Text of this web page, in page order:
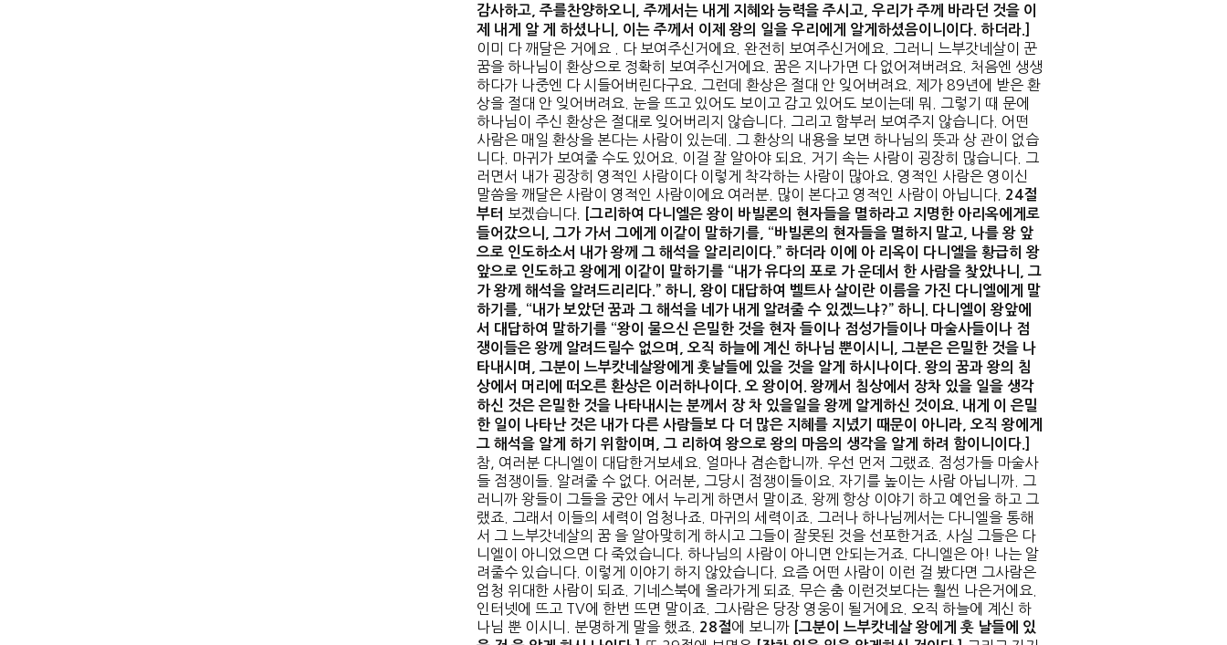
감사하고 주를찬양하오니 주께서는 내게 지혜와 능력을 주시고 우리가 주께 바라던 것을 이
제 내게 알 게 하셨나니
이는 주께서 이제 왕의 일을 우리에게 알게하셨음이니이다 하더라
이미 다 깨달은 거에요 . 다 보여주신거에요. 완전히 보여주신거에요. 그러니 느부갓네살이 꾼
꿈을 하나님이 환상으로 정확히 보여주신거에요. 꿈은 지나가면 다 없어져버려요. 처음엔 생생
하다가 나중엔 다 시들어버린다구요. 그런데 환상은 절대 안 잊어버려요. 제가 89년에 받은 환
상을 절대 안 잊어버려요. 눈을 뜨고 있어도 보이고 감고 있어도 보이는데 뭐. 그렇기 때 문에
하나님이 주신 환상은 절대로 잊어버리지 않습니다. 그리고 함부러 보여주지 않습니다. 어떤
사람은 매일 환상을 본다는 사람이 있는데. 그 환상의 내용을 보면 하나님의 뜻과 상 관이 없습
니다. 마귀가 보여줄 수도 있어요. 이걸 잘 알아야 되요. 거기 속는 사람이 굉장히 많습니다. 그
러면서 내가 굉장히 영적인 사람이다 이렇게 착각하는 사람이 많아요. 영적인 사람은 영이신
말씀을 깨달은 사람이 영적인 사람이에요 여러분. 많이 본다고 영적인 사람이 아닙니다. 24절
부터
보겠습니다.
그리하여 다니엘은 왕이 바빌론의 현자들을 멸하라고 지명한 아리옥에게로
들어갔으니
그가 가서 그에게 이같이 말하기를 , “바빌론의 현자들을 멸하지 말고
나를 왕 앞
으로 인도하소서 내가 왕께 그 해석을 알리리이다 .” 하더라 이에 아 리옥이 다니엘을 황급히 왕
앞으로 인도하고 왕에게 이같이 말하기를 “내가 유다의 포로 가 운데서 한 사람을 찾았나니
그
가 왕께 해석을 알려드리리다 .” 하니
왕이 대답하여 벨트사 살이란 이름을 가진 다니엘에게 말
하기를 , “내가 보았던 꿈과 그 해석을 네가 내게 알려줄 수 있겠느냐?” 하니
다니엘이 왕앞에
서 대답하여 말하기를 “왕이 물으신 은밀한 것을 현자 들이나 점성가들이나 마술사들이나 점
쟁이들은 왕께 알려드릴수 없으며
오직 하늘에 계신 하나님 뿐이시니
그분은 은밀한 것을 나
타내시며
그분이 느부캇네살왕에게 훗날들에 있을 것을 알게 하시나이다 왕의 꿈과 왕의 침
상에서 머리에 떠오른 환상은 이러하나이다 오 왕이어
왕께서 침상에서 장차 있을 일을 생각
하신 것은 은밀한 것을 나타내시는 분께서 장 차 있을일을 왕께 알게하신 것이요 내게 이 은밀
한 일이 나타난 것은 내가 다른 사람들보 다 더 많은 지혜를 지녔기 때문이 아니라 오직 왕에게
그 해석을 알게 하기 위함이며
그 리하여 왕으로 왕의 마음의 생각을 알게 하려 함이니이다
참, 여러분 다니엘이 대답한거보세요. 얼마나 겸손합니까. 우선 먼저 그랬죠. 점성가들 마술사
들 점쟁이들. 알려줄 수 없다. 어러분, 그당시 점쟁이들이요. 자기를 높이는 사람 아닙니까. 그
러니까 왕들이 그들을 궁안 에서 누리게 하면서 말이죠. 왕께 항상 이야기 하고 예언을 하고 그
랬죠. 그래서 이들의 세력이 엄청나죠. 마귀의 세력이죠. 그러나 하나님께서는 다니엘을 통해
서 그 느부갓네살의 꿈 을 알아맞히게 하시고 그들이 잘못된 것을 선포한거죠. 사실 그들은 다
니엘이 아니었으면 다 죽었습니다. 하나님의 사람이 아니면 안되는거죠. 다니엘은 아! 나는 알
려줄수 있습니다. 이렇게 이야기 하지 않았습니다. 요즘 어떤 사람이 이런 걸 봤다면 그사람은
엄청 위대한 사람이 되죠. 기네스북에 올라가게 되죠. 무슨 춤 이런것보다는 훨씬 나은거에요.
인터넷에 뜨고 TV에 한번 뜨면 말이죠. 그사람은 당장 영웅이 될거에요. 오직 하늘에 계신 하
나님 뿐 이시니. 분명하게 말을 했죠. 28절에 보니까
그분이 느부캇네살 왕에게 훗 날들에 있